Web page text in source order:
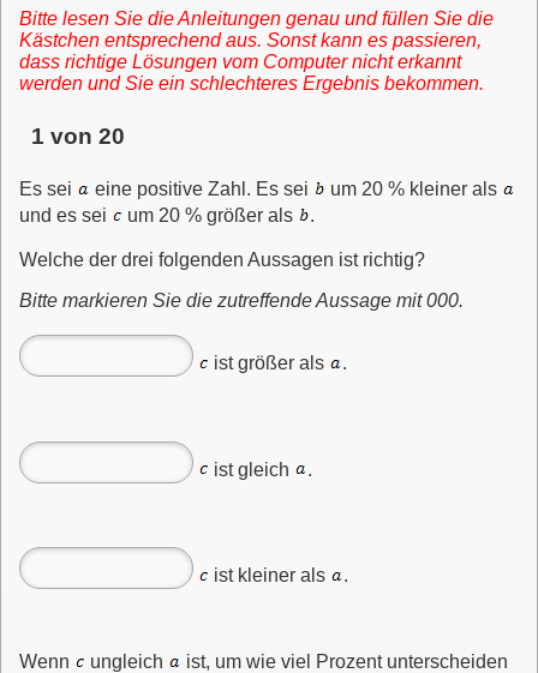
Bitte lesen Sie die Anleitungen genau und füllen Sie die
Kästchen entsprechend aus. Sonst kann es passieren,
dass richtige Lösungen vom Computer nicht erkannt
werden und Sie ein schlechteres Ergebnis bekommen.
1 von 20
Es sei eine positive Zahl. Es sei
um 20 % kleiner als
und es sei
um 20 % größer als .
Welche der drei folgenden Aussagen ist richtig?
Bitte markieren Sie die zutreffende Aussage mit 000.
ist größer als .
ist gleich
ist kleiner als .
Wenn ungleich ist, um wie viel Prozent unterscheiden